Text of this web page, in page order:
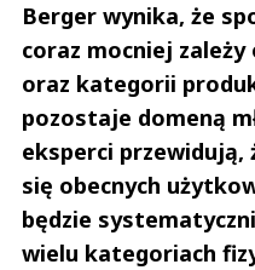
Berger wynika, że
coraz mocniej
oraz kategorii
pozostaje domeną
eksperci przewidują,
się obecnych
będzie
wielu kategoriach